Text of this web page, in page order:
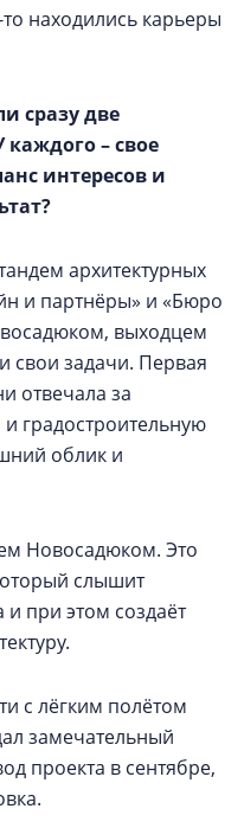
находились карьеры
сразу две
– свое
интересов и
архитектурных
и партнёры» и «Бюро
выходцем
свои задачи. Первая
отвечала за
градостроительную
облик и
Новосадюком. Это
слышит
при этом создаёт
с лёгким полётом
замечательный
проекта в сентябре,